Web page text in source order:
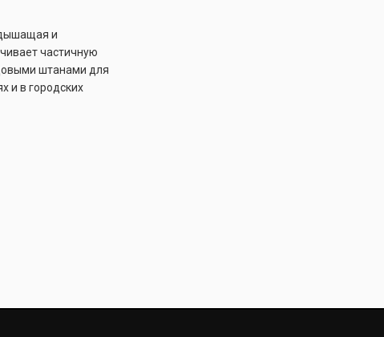
дышащая и
частичную
штанами для
и в городских